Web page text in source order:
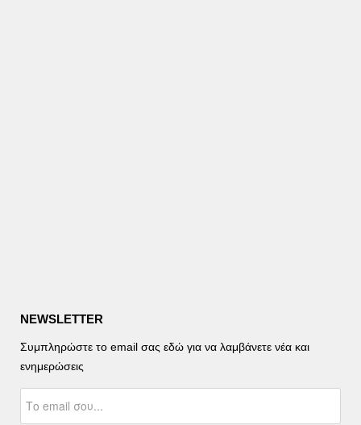
NEWSLETTER
Συμπληρώστε το email σας εδώ για να λαμβάνετε νέα και
ενημερώσεις